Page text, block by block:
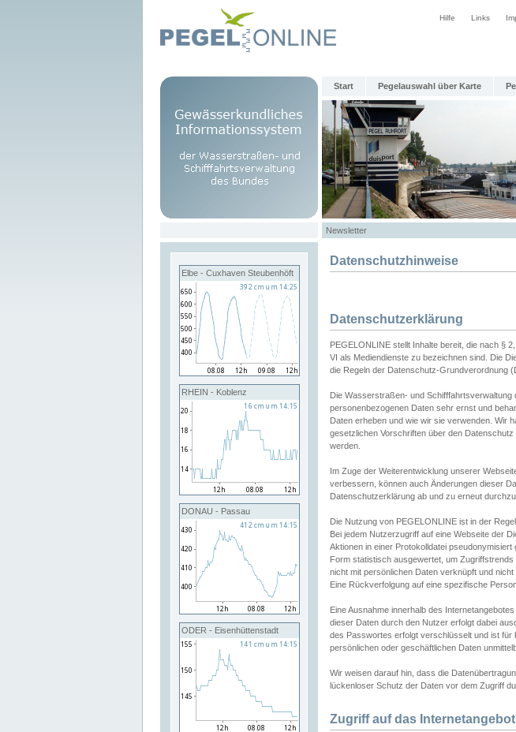
Hilfe Links
Start Pegelauswahl über Karte
Newsletter
Elbe - Cuxhaven Steubenhöft
RHEIN - Koblenz
DONAU - Passau
ODER - Eisenhüttenstadt
Datenschutzhinweise
Datenschutzerklärung
PEGELONLINE stellt Inhalte bereit, die nach §
VI als Mediendienste zu bezeichnen sind. Die
die Regeln der Datenschutz-Grundverordnung
Die Wasserstraßen- und
personenbezogenen Daten sehr ernst und
Daten erheben und wie wir sie verwenden. Wir
gesetzlichen Vorschriften über den
werden.
Im Zuge der Weiterentwicklung unserer
verbessern, können auch Änderungen dieser
Datenschutzerklärung ab und zu erneut
Die Nutzung von PEGELONLINE ist in der
Bei jedem Nutzerzugriff auf eine Webseite der
Aktionen in einer Protokolldatei
Form statistisch ausgewertet, um
nicht mit persönlichen Daten verknüpft und
Eine Rückverfolgung auf eine spezifische
Eine Ausnahme innerhalb des
dieser Daten durch den Nutzer erfolgt dabei
des Passwortes erfolgt verschlüsselt und ist für
persönlichen oder geschäftlichen Daten
Wir weisen darauf hin, dass die
lückenloser Schutz der Daten vor dem Zugriff
Zugriff auf das Internetangebot